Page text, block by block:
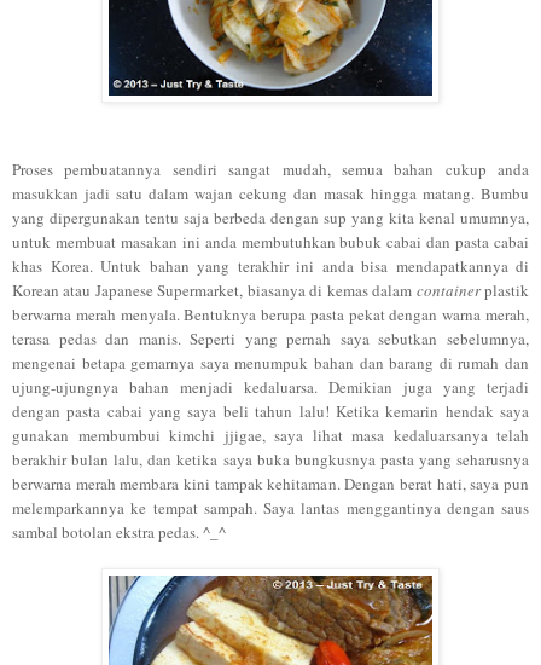
Proses pembuatannya sendiri sangat mudah, semua bahan cukup anda
masukkan jadi satu dalam wajan cekung dan masak hingga matang. Bumbu
yang dipergunakan tentu saja berbeda dengan sup yang kita kenal umumnya,
untuk membuat masakan ini anda membutuhkanbubuk cabai dan pasta cabai
khas Korea. Untuk bahan yang terakhir ini anda bisa mendapatkannya di
Korean atau Japanese Supermarket, biasanya di kemas dalam containerplastik
berwarna merah menyala.Bentuknya berupa pasta pekat dengan warna merah,
terasa pedas dan manis. Seperti yang pernah saya sebutkan sebelumnya,
mengenai betapa gemarnya saya menumpuk bahan dan barang di rumah dan
ujung-ujungnya bahan menjadi kedaluarsa. Demikian juga yang terjadi
dengan pasta cabai yang saya beli tahun lalu! Ketika kemarin hendak saya
gunakan membumbui kimchi jjigae, saya lihat masa kedaluarsanya telah
berakhir bulan lalu, dan ketika saya buka bungkusnya pasta yang seharusnya
berwarna merah membara kini tampak kehitaman. Dengan berat hati, saya pun
melemparkannya ke tempat sampah. Saya lantas menggantinya dengan saus
sambal botolan ekstra pedas. ^_^